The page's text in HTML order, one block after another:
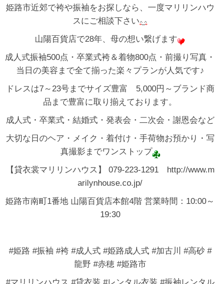
姫路市近郊で袴や振袖をお探しなら、一度マリリンハウ
スにご相談下さい
山陽百貨店で28年、母の想い繋げます
成人式振袖500点・卒業式袴＆着物800点・前撮り写真・
当日の美容まで全て揃った楽々プランが人気です♪
ドレスは7～23号までサイズ豊富 5,000円～ブランド商
品まで豊富に取り揃えております。
成人式・卒業式・結婚式・発表会・二次会・謝恩会など
大切な日のヘア・メイク・着付け・手荷物お預かり・写
真撮影までワンストップ
【貸衣裳マリリンハウス】 079-223-1291 http://www.m
arilynhouse.co.jp/
姫路市南町1番地 山陽百貨店本館4階 営業時間：10:00～
19:30
#姫路 #振袖 #袴 #成人式 #姫路成人式 #加古川 #高砂 #
龍野 #赤穂 #姫路市